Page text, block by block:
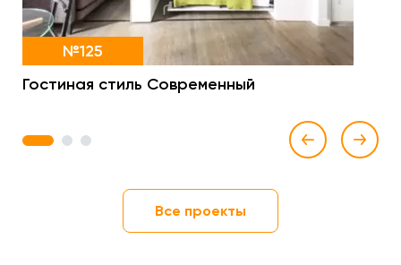
№125
Гостиная стиль Современный
1 2 3
Все проекты